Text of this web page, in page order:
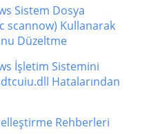
Sistem Dosya
scannow) Kullanarak
Düzeltme
İşletim Sistemini
Hatalarından
Rehberleri